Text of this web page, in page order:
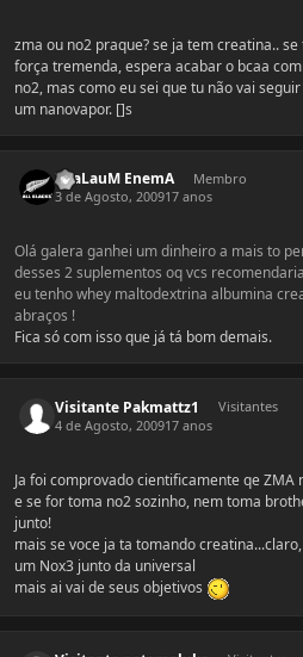
zma ou no2 praque? se ja tem creatina..
força tremenda, espera acabar o bcaa
no2, mas como eu sei que tu não vai
um nanovapor. []s
ThaLauM EnemA
Membro
3 de Agosto, 200917 anos
Olá galera ganhei um dinheiro a mais to
desses 2 suplementos oq vcs
eu tenho whey maltodextrina albumina
abraços !
Fica só com isso que já tá bom demais.
Visitante Pakmattz1
Visitantes
4 de Agosto, 200917 anos
Ja foi comprovado cientificamente qe ZMA
e se for toma no2 sozinho, nem toma
junto!
mais se voce ja ta tomando
um Nox3 junto da universal
mais ai vai de seus objetivos